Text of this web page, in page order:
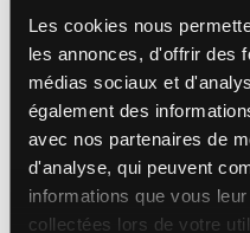
Les cookies nous
les annonces, d'offrir des
médias sociaux et
également des
avec nos partenaires de
d'analyse, qui peuvent
informations que vous
collectées lors de votre